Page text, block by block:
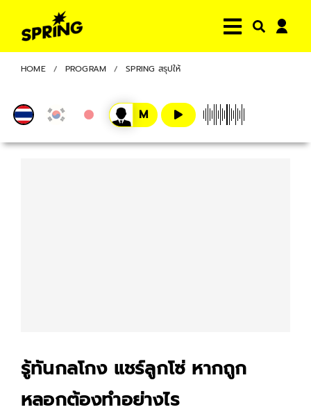
HOME PROGRAM SPRING สรุปให้
รู้ทันกลโกง แชร์ลูกโซ่ หากถูก
หลอกต้องทำอย่างไร